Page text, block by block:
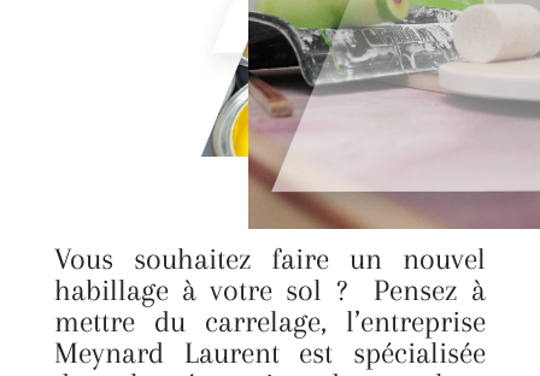
Vous souhaitez faire un nouvel
habillage à votre sol ? Pensez à
mettre du carrelage, l’entreprise
Meynard Laurent est spécialisée